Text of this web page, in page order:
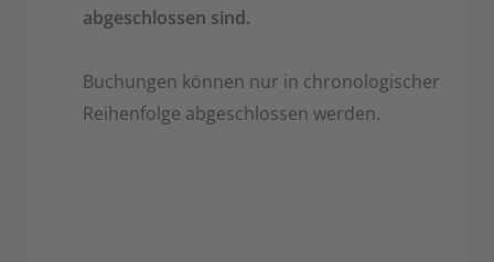
abgeschlossen sind.
Buchungen können nur in chronologischer
Reihenfolge abgeschlossen werden.